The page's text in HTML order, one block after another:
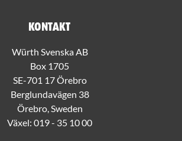
Kontakt
Würth Svenska AB
Box 1705
SE-701 17 Örebro
Berglundavägen 38
Örebro, Sweden
Växel: 019 - 35 10 00